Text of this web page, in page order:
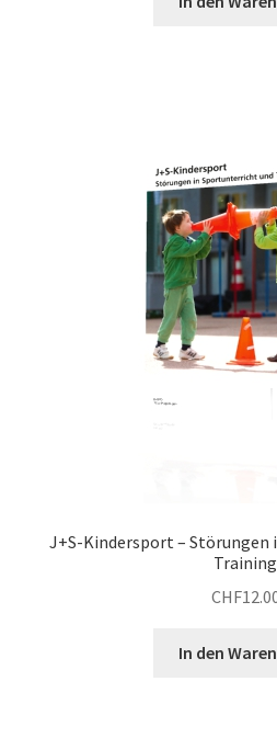
J+S-Kindersport –
Training
CHF
In den